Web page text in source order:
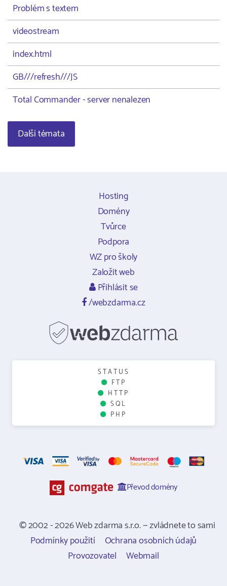
Problém s textem
videostream
index.html
GB///refresh///JS
Total Commander - server nenalezen
Další témata
Hosting
Domény
Tvůrce
Podpora
WZ pro školy
Založit web
Přihlásit se
/webzdarma.cz
STATUS
FTP
HTTP
SQL
PHP
Převod domény
© 2002 - 2026 Web zdarma s.r.o. — zvládnete to sami
Podmínky použití
Ochrana osobních údajů
Provozovatel
Webmail